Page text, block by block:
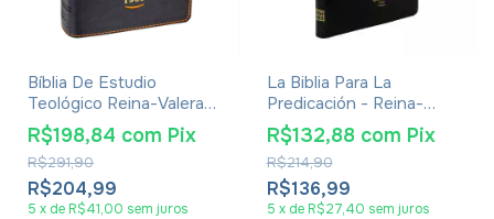
Bíblia De Estudio
Teológico Reina-Valera
1960
R$204,99
R$291,90
R$198,84 com Pix
5 x de R$41,00 sem juros
La Biblia Para La
Predicación - Reina-
Valera 1960 - Luxo Preta
Com Ziper
R$136,99
R$214,90
R$132,88 com Pix
5 x de R$27,40 sem juros